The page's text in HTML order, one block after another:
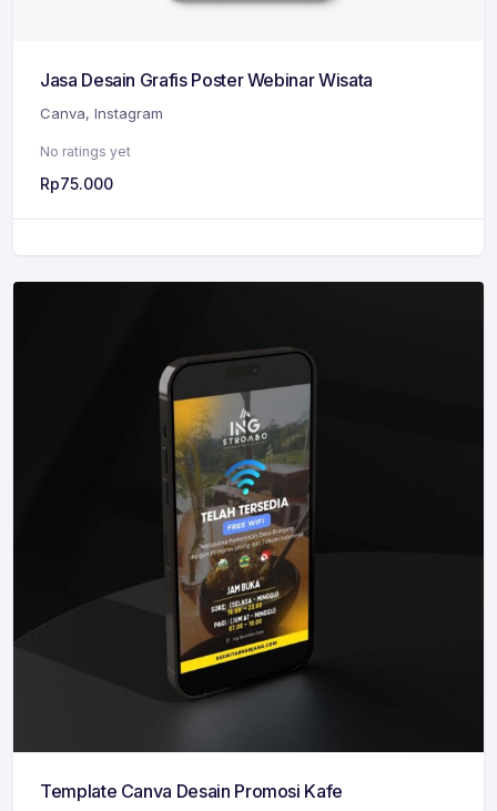
Jasa Desain Grafis Poster Webinar Wisata
Canva, Instagram
No ratings yet
Rp75.000
Template Canva Desain Promosi Kafe